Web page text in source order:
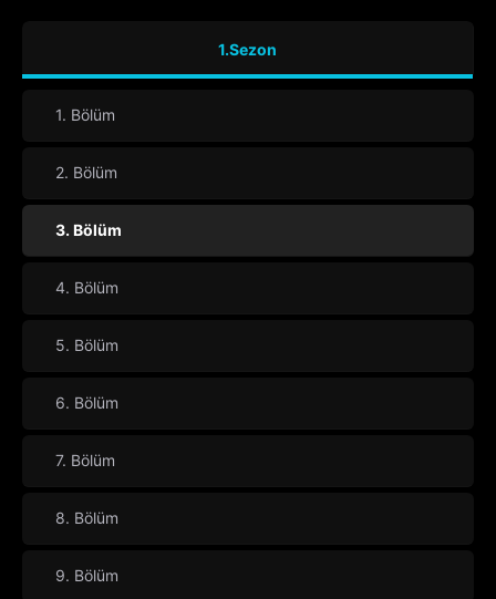
1.Sezon
1. Bölüm
2. Bölüm
3. Bölüm
4. Bölüm
5. Bölüm
6. Bölüm
7. Bölüm
8. Bölüm
9. Bölüm